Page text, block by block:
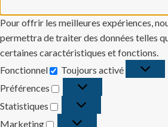
Pour offrir les meilleures expériences,
permettra de traiter des données telles
certaines caractéristiques et fonctions.
Fonctionnel
Fonctionnel
Toujours activé
Préférences
Préférences
Statistiques
Statistiques
Marketing